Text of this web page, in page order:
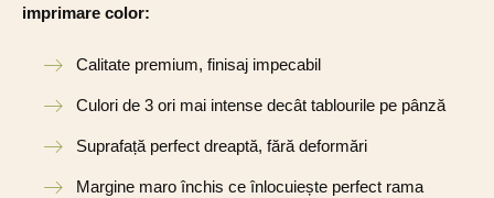
imprimare color:
Calitate premium, finisaj impecabil
Culori de 3 ori mai intense decât tablourile pe pânză
Suprafață perfect dreaptă, fără deformări
Margine maro închis ce înlocuiește perfect rama